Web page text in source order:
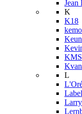
Jean
K
K18
KMS
L